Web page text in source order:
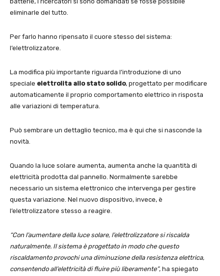
eliminarle del tutto.
Per farlo hanno ripensato il cuore stesso del sistema:
l’elettrolizzatore.
La modifica più importante riguarda l’introduzione di uno
speciale elettrolita allo stato solido, progettato per modificare
automaticamente il proprio comportamento elettrico in risposta
alle variazioni di temperatura.
Può sembrare un dettaglio tecnico, ma è qui che si nasconde la
novità.
Quando la luce solare aumenta, aumenta anche la quantità di
elettricità prodotta dal pannello. Normalmente sarebbe
necessario un sistema elettronico che intervenga per gestire
questa variazione. Nel nuovo dispositivo, invece, è
l’elettrolizzatore stesso a reagire.
“Con l’aumentare della luce solare, l’elettrolizzatore si riscalda
naturalmente. Il sistema è progettato in modo che questo
riscaldamento provochi una diminuzione della resistenza elettrica,
consentendo all’elettricità di fluire più liberamente”, ha spiegato